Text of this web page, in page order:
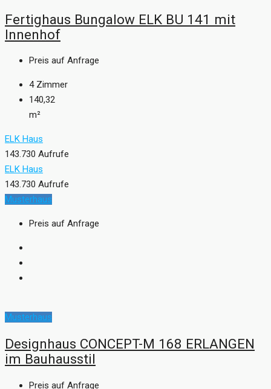
Fertighaus Bungalow ELK BU 141 mit
Innenhof
Preis auf Anfrage
4 Zimmer
140,32
m²
ELK Haus
143.730 Aufrufe
ELK Haus
143.730 Aufrufe
Musterhaus
Preis auf Anfrage
Musterhaus
Designhaus CONCEPT-M 168 ERLANGEN
im Bauhausstil
Preis auf Anfrage